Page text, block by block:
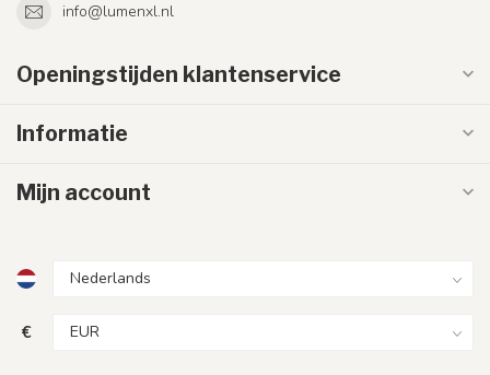
info@lumenxl.nl
Openingstijden klantenservice
Informatie
Mijn account
€